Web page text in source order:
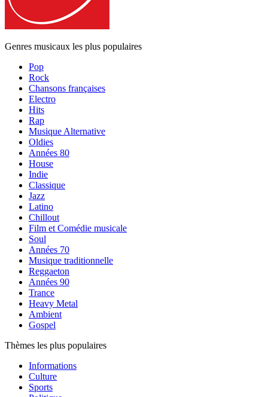
Genres musicaux les plus populaires
Pop
Rock
Chansons françaises
Electro
Hits
Rap
Musique Alternative
Oldies
Années 80
House
Indie
Classique
Jazz
Latino
Chillout
Film et Comédie musicale
Soul
Années 70
Musique traditionnelle
Reggaeton
Années 90
Trance
Heavy Metal
Ambient
Gospel
Thèmes les plus populaires
Informations
Culture
Sports